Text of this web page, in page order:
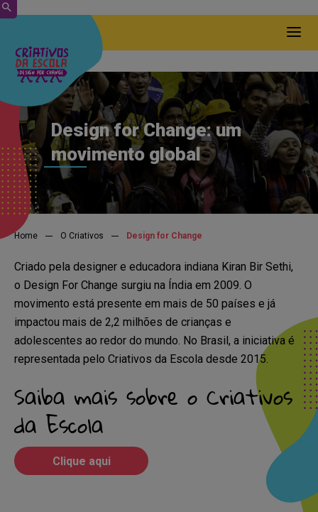
Design for Change: um
movimento global
Home O Criativos Design for Change
Criado pela designer e educadora indiana Kiran Bir Sethi,
o Design For Change surgiu na Índia em 2009. O
movimento está presente em mais de 50 países e já
impactou mais de 2,2 milhões de crianças e
adolescentes ao redor do mundo. No Brasil, a iniciativa é
representada pelo Criativos da Escola desde 2015.
Saiba mais sobre o Criativos
da Escola
Clique aqui
Conecte-se com o grupo!
Juntas e juntos podemos ampliar a
transformação que já está sendo realizada
por estudantes de todo o país!
permita que o grupo possa entrar
em contato com você! Caso o
grupo tenha interesse,
acesso a seu contato para que
vocês possam dialogar.
Eu Gostaria de:
Nome Completo